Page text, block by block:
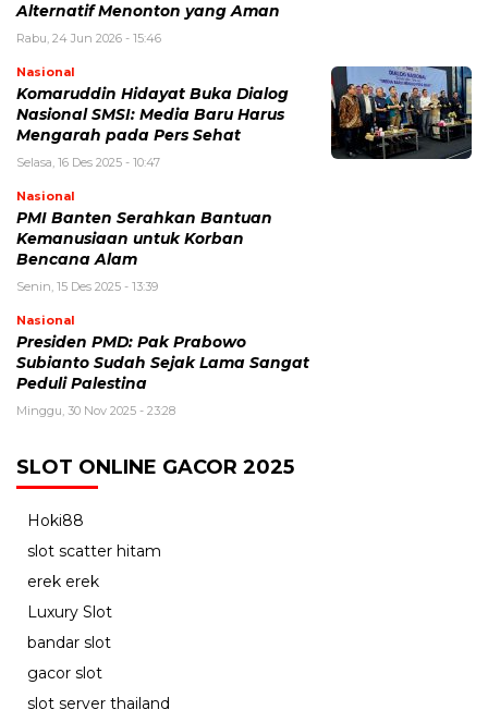
Alternatif Menonton yang Aman
Rabu, 24 Jun 2026 - 15:46
Nasional
Komaruddin Hidayat Buka Dialog
Nasional SMSI: Media Baru Harus
Mengarah pada Pers Sehat
Selasa, 16 Des 2025 - 10:47
Nasional
PMI Banten Serahkan Bantuan
Kemanusiaan untuk Korban
Bencana Alam
Senin, 15 Des 2025 - 13:39
Nasional
Presiden PMD: Pak Prabowo
Subianto Sudah Sejak Lama Sangat
Peduli Palestina
Minggu, 30 Nov 2025 - 23:28
SLOT ONLINE GACOR 2025
Hoki88
slot scatter hitam
erek erek
Luxury Slot
bandar slot
gacor slot
slot server thailand